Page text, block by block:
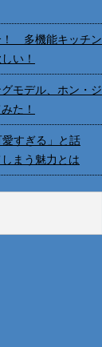
！ 多機能キッチン
い！
モデル、ホン・ジ
た！
すぎる」と話
まう魅力とは